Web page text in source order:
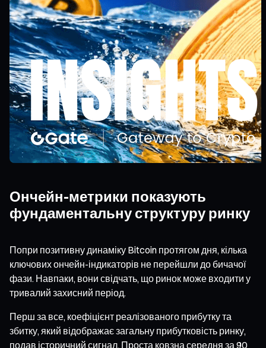
Ончейн-метрики показують
фундаментальну структуру ринку
Попри позитивну динаміку Bitcoin протягом дня, кілька
ключових ончейн-індикаторів не перейшли до бичачої
фази. Навпаки, вони свідчать, що ринок може входити у
тривалий захисний період.
Перш за все, коефіцієнт реалізованого прибутку та
збитку, який відображає загальну прибутковість ринку,
подав історичний сигнал. Проста ковзна середня за 90